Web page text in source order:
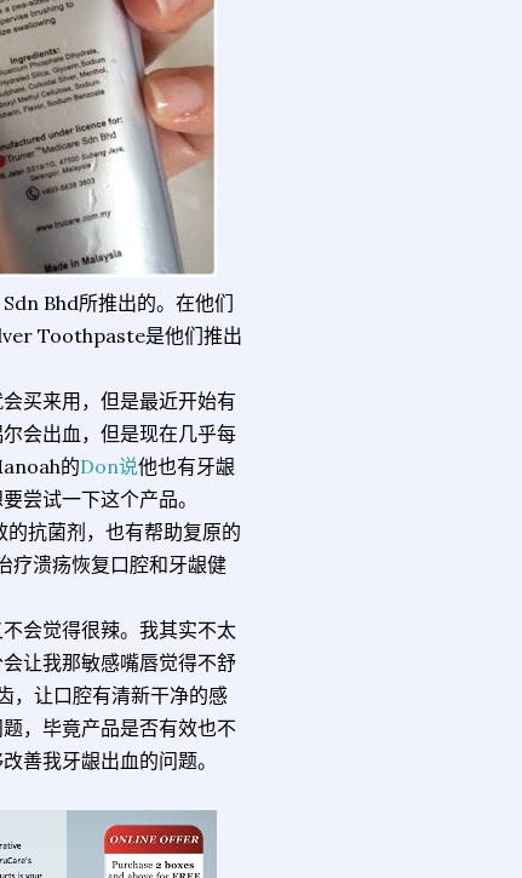
Bhd所推出的。在他们
Toothpaste是他们推出
买来用，但是最近开始有
会出血，但是现在几乎每
的Don说他也有牙龈
尝试一下这个产品。
抗菌剂，也有帮助复原的
疗溃疡恢复口腔和牙龈健
会觉得很辣。我其实不太
让我那敏感嘴唇觉得不舒
，让口腔有清新干净的感
，毕竟产品是否有效也不
善我牙龈出血的问题。